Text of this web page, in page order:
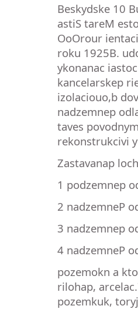
Beskydske 10
astiS tareM
OoOrour
roku 1925B.
ykonanac
kancelarskep
izolaciouo,b
nadzemnep
taves
rekonstrukcivi
Zastavanap
1 podzemnep
2 nadzemneP
3 nadzemnep
4 nadzemneP
pozemokn a
rilohap,
pozemkuk,